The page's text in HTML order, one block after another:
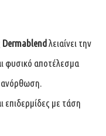
Dermablendλειαίνει την
φυσικό αποτέλεσμα
επιδερμίδες με τάση